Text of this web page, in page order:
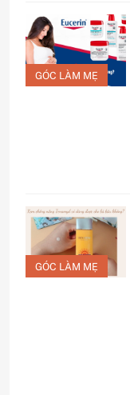
GÓC LÀM MẸ
GÓC LÀM MẸ